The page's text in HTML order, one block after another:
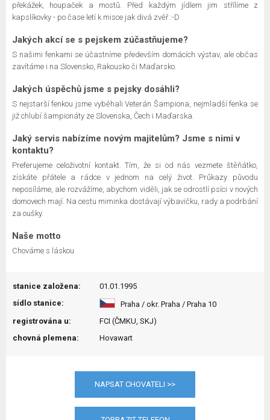
překážek, houpaček a mostů. Před každým jídlem jim střílíme z
kapslíkovky - po čase letí k misce jak divá zvěř :-D
Jakých akcí se s pejskem zúčastňujeme?
S našimi fenkami se účastníme především domácích výstav, ale občas
zavítáme i na Slovensko, Rakousko či Maďarsko.
Jakých úspěchů jsme s pejsky dosáhli?
S nejstarší fenkou jsme vyběhali Veterán Šampiona, nejmladší fenka se
již chlubí šampionáty ze Slovenska, Čech i Maďarska.
Jaký servis nabízíme novým majitelům? Jsme s nimi v
kontaktu?
Preferujeme celoživotní kontakt. Tím, že si od nás vezmete štěňátko,
získáte přátele a rádce v jednom na celý život. Průkazy původu
neposíláme, ale rozvážíme, abychom viděli, jak se odrostlí psíci v nových
domovech mají. Na cestu miminka dostávají výbavičku, rady a podrbání
za oušky.
Naše motto
Chováme s láskou
stanice založena:
01.01.1995
sídlo stanice:
Praha / okr. Praha / Praha 10
registrována u:
FCI (ČMKU, SKJ)
chovná plemena:
Hovawart
NAPSAT CHOVATELI >>